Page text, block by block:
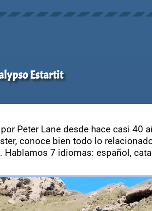
Estartit
Peter Lane desde hace casi 40
conoce bien todo lo
7 idiomas: español,